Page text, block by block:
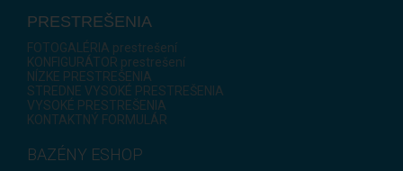
PRESTREŠENIA
FOTOGALÉRIA prestrešení
KONFIGURÁTOR prestrešení
NÍZKE PRESTREŠENIA
STREDNE VYSOKÉ PRESTREŠENIA
VYSOKÉ PRESTREŠENIA
KONTAKTNÝ FORMULÁR
BAZÉNY ESHOP